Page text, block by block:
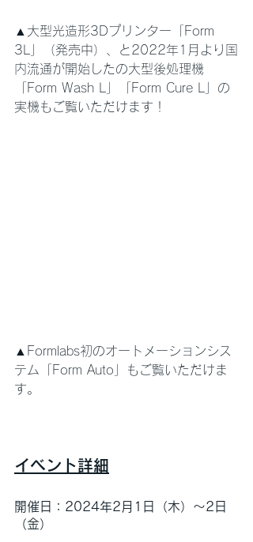
▲大型光造形3Dプリンター「Form
3L」（発売中）、と2022年1月より国
内流通が開始したの大型後処理機
「Form Wash L」「Form Cure L」の
実機もご覧いただけます！
▲Formlabs初のオートメーションシス
テム「Form Auto」もご覧いただけま
す。
イベント詳細
開催日：2024年2月1日（木）〜2日
（金）